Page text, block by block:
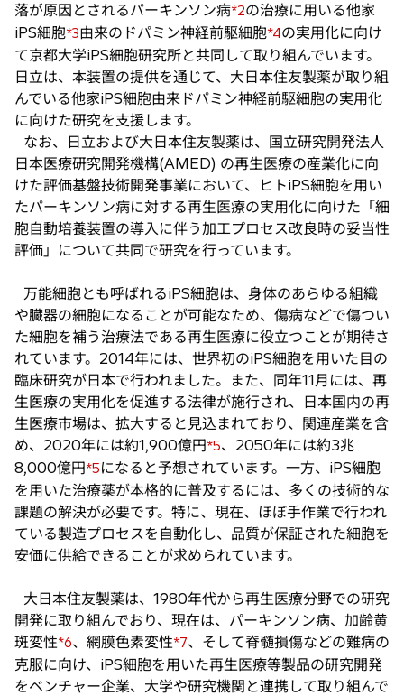
落が原因とされるパーキンソン病*2の治療に用いる他家
iPS細胞*3由来のドパミン神経前駆細胞*4の実用化に向け
て京都大学iPS細胞研究所と共同して取り組んでいます。
日立は、本装置の提供を通じて、大日本住友製薬が取り組
んでいる他家iPS細胞由来ドパミン神経前駆細胞の実用化
に向けた研究を支援します。
なお、日立および大日本住友製薬は、国立研究開発法人
日本医療研究開発機構(AMED) の再生医療の産業化に向
けた評価基盤技術開発事業において、ヒトiPS細胞を用い
たパーキンソン病に対する再生医療の実用化に向けた「細
胞自動培養装置の導入に伴う加工プロセス改良時の妥当性
評価」について共同で研究を行っています。
万能細胞とも呼ばれるiPS細胞は、身体のあらゆる組織
や臓器の細胞になることが可能なため、傷病などで傷つい
た細胞を補う治療法である再生医療に役立つことが期待さ
れています。2014年には、世界初のiPS細胞を用いた目の
臨床研究が日本で行われました。また、同年11月には、再
生医療の実用化を促進する法律が施行され、日本国内の再
生医療市場は、拡大すると見込まれており、関連産業を含
め、2020年には約1,900億円*5、2050年には約3兆
8,000億円*5になると予想されています。一方、iPS細胞
を用いた治療薬が本格的に普及するには、多くの技術的な
課題の解決が必要です。特に、現在、ほぼ手作業で行われ
ている製造プロセスを自動化し、品質が保証された細胞を
安価に供給できることが求められています。
大日本住友製薬は、1980年代から再生医療分野での研究
開発に取り組んでおり、現在は、パーキンソン病、加齢黄
斑変性*6、網膜色素変性*7、そして脊髄損傷などの難病の
克服に向け、iPS細胞を用いた再生医療等製品の研究開発
をベンチャー企業、大学や研究機関と連携して取り組んで